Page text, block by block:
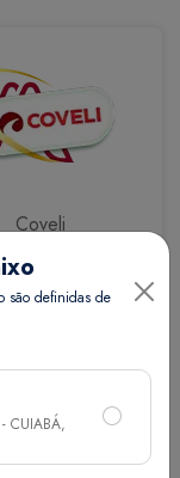
Coveli
M7
são definidas de
CUIABÁ,